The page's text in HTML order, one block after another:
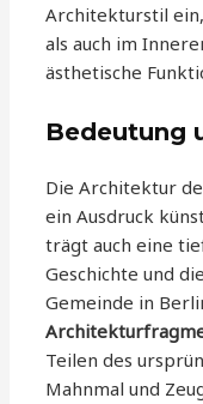
Architekturstil
als auch im
ästhetische
Bedeutung
Die Architektur
ein Ausdruck
trägt auch eine
Geschichte und
Gemeinde in
Teilen des
Mahnmal und